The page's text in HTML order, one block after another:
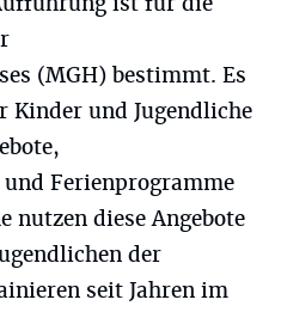
(MGH) bestimmt. Es
Kinder und Jugendliche
Ferienprogramme
nutzen diese Angebote
der
seit Jahren im